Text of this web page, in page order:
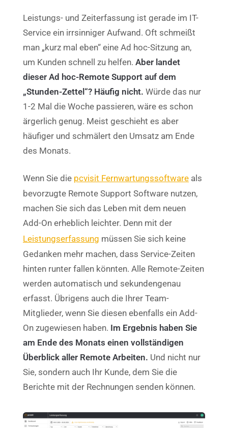
Leistungs- und Zeiterfassung ist gerade im IT-
Service ein irrsinniger Aufwand. Oft schmeißt
man „kurz mal eben“ eine Ad hoc-Sitzung an,
um Kunden schnell zu helfen. Aber landet
dieser Ad hoc-Remote Support auf dem
„Stunden-Zettel“? Häufig nicht. Würde das nur
1-2 Mal die Woche passieren, wäre es schon
ärgerlich genug. Meist geschieht es aber
häufiger und schmälert den Umsatz am Ende
des Monats.
Wenn Sie die pcvisit Fernwartungssoftware als
bevorzugte Remote Support Software nutzen,
machen Sie sich das Leben mit dem neuen
Add-On erheblich leichter. Denn mit der
Leistungserfassung müssen Sie sich keine
Gedanken mehr machen, dass Service-Zeiten
hinten runter fallen könnten. Alle Remote-Zeiten
werden automatisch und sekundengenau
erfasst. Übrigens auch die Ihrer Team-
Mitglieder, wenn Sie diesen ebenfalls ein Add-
On zugewiesen haben. Im Ergebnis haben Sie
am Ende des Monats einen vollständigen
Überblick aller Remote Arbeiten. Und nicht nur
Sie, sondern auch Ihr Kunde, dem Sie die
Berichte mit der Rechnungen senden können.